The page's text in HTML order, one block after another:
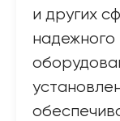
и других
надежного